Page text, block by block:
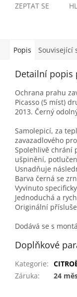
ZEPTAT SE
Popis Související
Detailní popis
Ochrana prahu
Picasso (5 míst)
2013. Černý
Samolepicí, za
zavazadlového
Spolehlivě chrání
ušpinění,
Usnadňuje
Barva černá se
Vyvinuto
Jednoduchá a
Originální
Dodává se s
Doplňkové
Kategorie:
Záruka: 24